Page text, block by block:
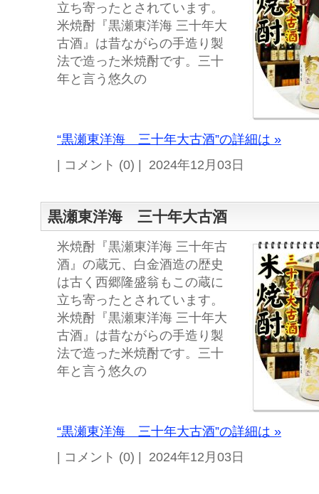
立ち寄ったとされています。
米焼酎『黒瀬東洋海 三十年大
古酒』は昔ながらの手造り製
法で造った米焼酎です。三十
年と言う悠久の
“黒瀬東洋海 三十年大古酒”の詳細は »
| コメント (0) | 2024年12月03日
黒瀬東洋海 三十年大古酒
米焼酎『黒瀬東洋海 三十年古
酒』の蔵元、白金酒造の歴史
は古く西郷隆盛翁もこの蔵に
立ち寄ったとされています。
米焼酎『黒瀬東洋海 三十年大
古酒』は昔ながらの手造り製
法で造った米焼酎です。三十
年と言う悠久の
“黒瀬東洋海 三十年大古酒”の詳細は »
| コメント (0) | 2024年12月03日